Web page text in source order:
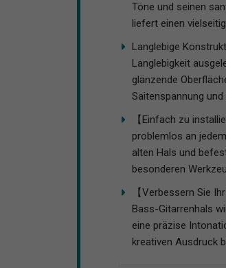
Töne und seinen
liefert einen
Langlebige
Langlebigkeit
glänzende
Saitenspannung
【Einfach zu
problemlos an
alten Hals und
besonderen
【Verbessern Sie
Bass-Gitarrenhals
eine präzise
kreativen Ausdruck